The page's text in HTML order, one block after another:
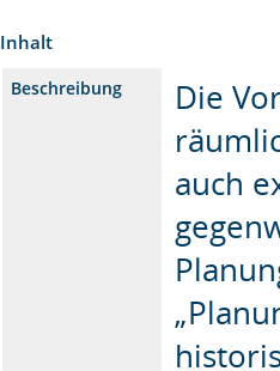
Inhalt
Beschreibung
Die
auch